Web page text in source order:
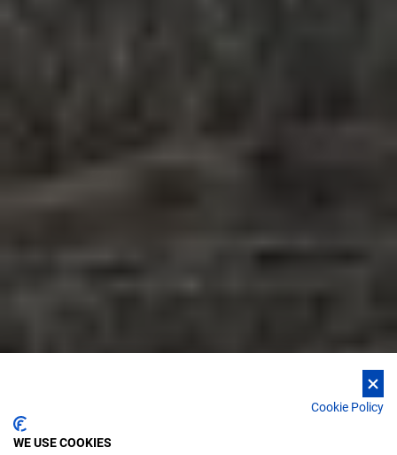
Cookie Policy
WE USE COOKIES